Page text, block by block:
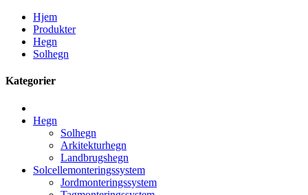
Hjem
Produkter
Hegn
Solhegn
Kategorier
Hegn
Solhegn
Arkitekturhegn
Landbrugshegn
Solcellemonteringssystem
Jordmonteringssystem